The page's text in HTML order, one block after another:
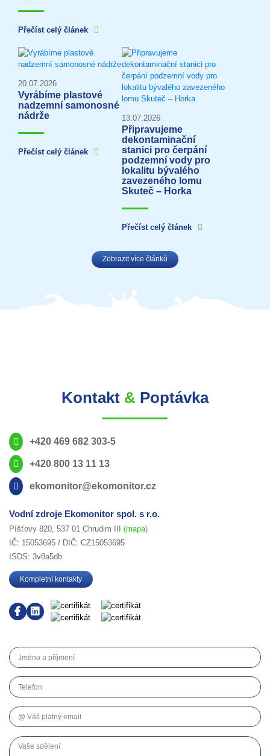
Přečíst celý článek
20.07.2026
Vyrábíme plastové
nadzemní samonosné
nádrže
Přečíst celý článek
13.07.2026
Připravujeme
dekontaminační
stanici pro čerpání
podzemní vody pro
lokalitu bývalého
zavezeného lomu
Skuteč – Horka
Přečíst celý článek
Zobrazit více článků
Kontakt & Poptávka
+420 469 682 303-5
+420 800 13 11 13
ekomonitor@ekomonitor.cz
Vodní zdroje Ekomonitor spol. s r.o.
Píšťovy 820, 537 01 Chrudim III (mapa)
IČ: 15053695 / DIČ: CZ15053695
ISDS: 3v8a5db
Kompletní kontakty
Jméno a příjmení
Telefon
Váš platný email
Vaše sdělení